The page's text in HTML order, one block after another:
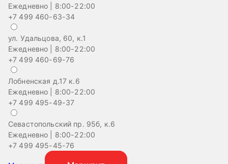
Ежедневно | 8:00-22:00
+7 499 460-63-34
ул. Удальцова, 60, к.1
Ежедневно | 8:00-22:00
+7 499 460-69-76
Лобненская д.17 к.6
Ежедневно | 8:00-22:00
+7 499 495-49-37
Севастопольский пр. 95б, к.6
Ежедневно | 8:00-22:00
+7 499 495-45-76